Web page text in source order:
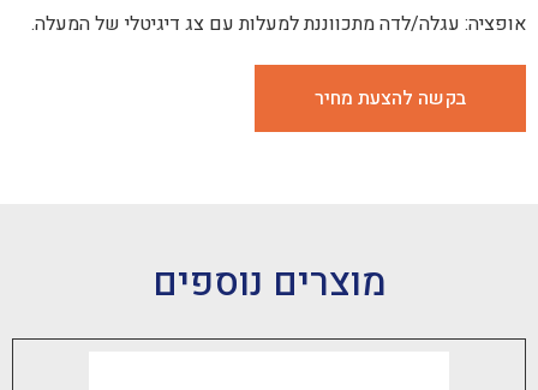
לדה מתכווננת למעלות עם צג דיגיטלי של המעלה.
להצעת מחיר
מוצרים נוספים